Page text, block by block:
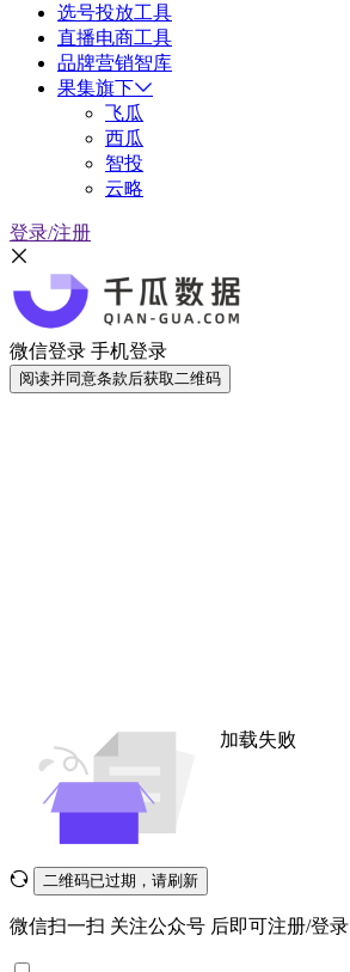
选号投放工具
直播电商工具
品牌营销智库
果集旗下
飞瓜
西瓜
智投
云略
登录/注册
微信登录 手机登录
阅读并同意条款后获取二维码
加载失败
二维码已过期，请刷新
微信扫一扫 关注公众号 后即可注册/登录